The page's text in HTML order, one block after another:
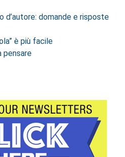
d’autore: domande e risposte
è più facile
pensare